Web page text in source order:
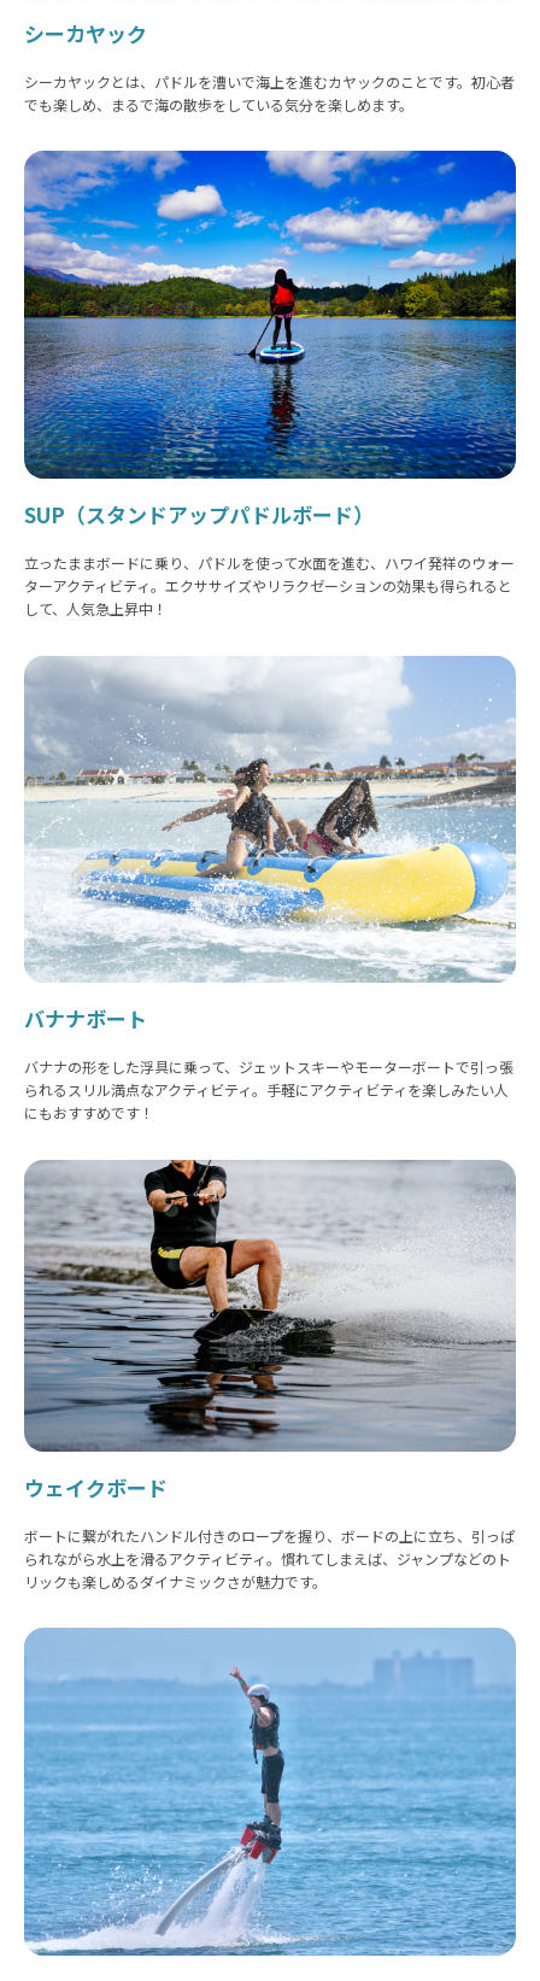
シーカヤック
シーカヤックとは、パドルを漕いで海上を進むカヤックのことです。初心者
でも楽しめ、まるで海の散歩をしている気分を楽しめます。
SUP（スタンドアップパドルボード）
立ったままボードに乗り、パドルを使って水面を進む、ハワイ発祥のウォー
ターアクティビティ。エクササイズやリラクゼーションの効果も得られると
して、人気急上昇中！
バナナボート
バナナの形をした浮具に乗って、ジェットスキーやモーターボートで引っ張
られるスリル満点なアクティビティ。手軽にアクティビティを楽しみたい人
にもおすすめです！
ウェイクボード
ボートに繋がれたハンドル付きのロープを握り、ボードの上に立ち、引っぱ
られながら水上を滑るアクティビティ。慣れてしまえば、ジャンプなどのト
リックも楽しめるダイナミックさが魅力です。